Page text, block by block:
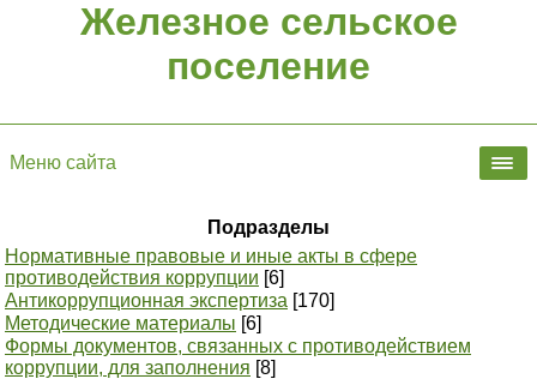
Железное сельское
поселение
Меню сайта
Подразделы
Нормативные правовые и иные акты в сфере
противодействия коррупции [6]
Антикоррупционная экспертиза [170]
Методические материалы [6]
Формы документов, связанных с противодействием
коррупции, для заполнения [8]